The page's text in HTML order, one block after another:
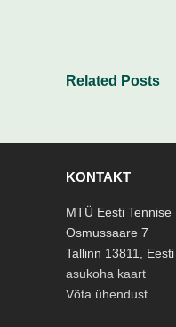
Related Posts
KONTAKT
MTÜ Eesti Tennise
Osmussaare 7
Tallinn 13811, Eesti
asukoha kaart
Võta ühendust